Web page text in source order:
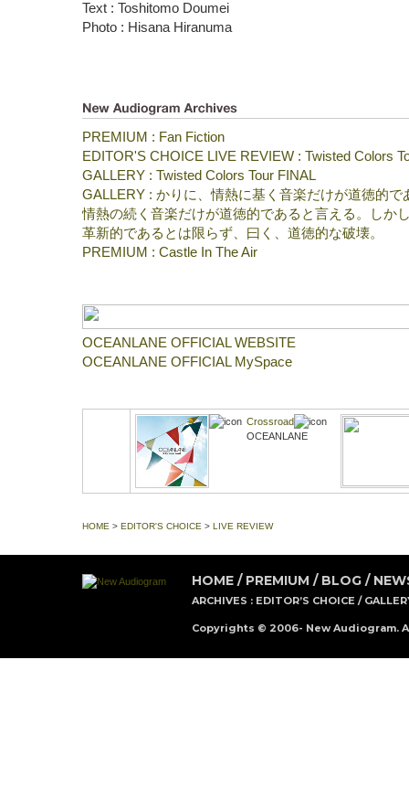
Text : Toshitomo Doumei
Photo : Hisana Hiranuma
PREMIUM : Fan Fiction
EDITOR'S CHOICE LIVE REVIEW : Twisted Colors
GALLERY : Twisted Colors Tour FINAL
GALLERY : かりに、情熱に基く音楽だけが道徳的で
情熱の続く音楽だけが道徳的であると言える。しか
革新的であるとは限らず、曰く、道徳的な破壊。
PREMIUM : Castle In The Air
OCEANLANE OFFICIAL WEBSITE
OCEANLANE OFFICIAL MySpace
Crossroad
OCEANLANE
HOME > EDITOR'S CHOICE > LIVE REVIEW
HOME / PREMIUM / BLOG /
ARCHIVES : EDITOR’S CHOICE /
Copyrights © 2006- New Audiogram.